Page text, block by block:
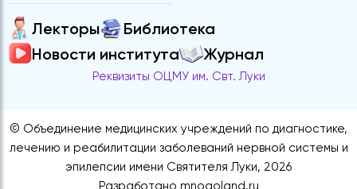
Лекторы
Библиотека
Новости института
Журнал
Реквизиты ОЦМУ им. Свт. Луки
© Объединение медицинских учреждений по диагностике,
лечению и реабилитации заболеваний нервной системы и
эпилепсии имени Святителя Луки, 2026
Разработано mnogoland.ru